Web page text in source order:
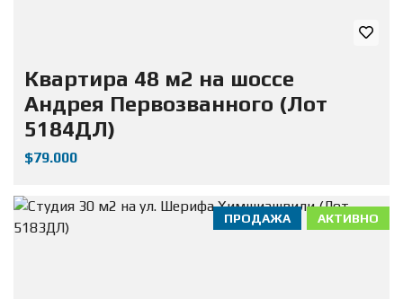
Квартира 48 м2 на шоссе
Андрея Первозванного (Лот
5184ДЛ)
$79.000
АКТИВНО
ПРОДАЖА